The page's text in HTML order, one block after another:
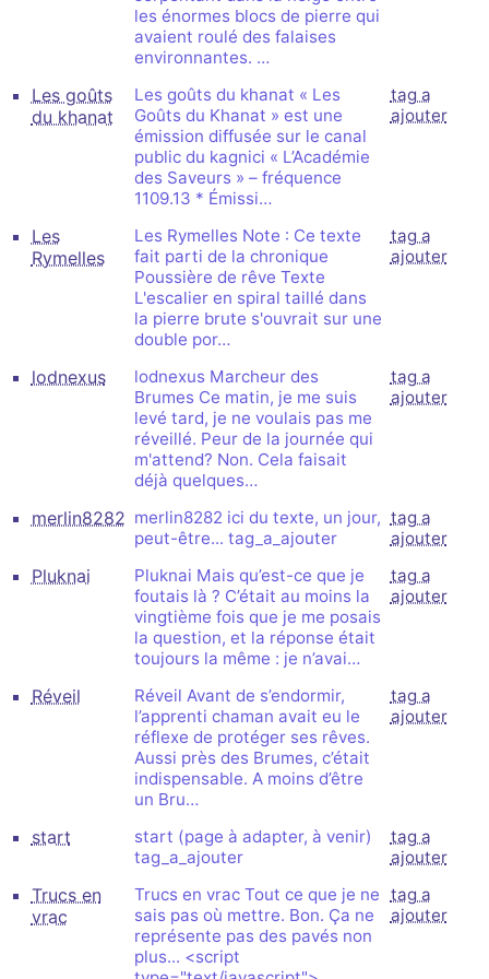
les énormes blocs de pierre qui
avaient roulé des falaises
environnantes. …
Les goûts
du khanat
Les goûts du khanat « Les
Goûts du Khanat » est une
émission diffusée sur le canal
public du kagnici « L’Académie
des Saveurs » – fréquence
1109.13 * Émissi…
tag a
ajouter
Les
Rymelles
Les Rymelles Note : Ce texte
fait parti de la chronique
Poussière de rêve Texte
L'escalier en spiral taillé dans
la pierre brute s'ouvrait sur une
double por…
tag a
ajouter
lodnexus
lodnexus Marcheur des
Brumes Ce matin, je me suis
levé tard, je ne voulais pas me
réveillé. Peur de la journée qui
m'attend? Non. Cela faisait
déjà quelques…
tag a
ajouter
merlin8282 merlin8282 ici du texte, un jour,
peut-être... tag_a_ajouter
tag a
ajouter
Pluknai
Pluknai Mais qu’est-ce que je
foutais là ? C’était au moins la
vingtième fois que je me posais
la question, et la réponse était
toujours la même : je n’avai…
tag a
ajouter
Réveil
Réveil Avant de s’endormir,
l’apprenti chaman avait eu le
réflexe de protéger ses rêves.
Aussi près des Brumes, c’était
indispensable. A moins d’être
un Bru…
tag a
ajouter
start
start (page à adapter, à venir)
tag_a_ajouter
tag a
ajouter
Trucs en
vrac
Trucs en vrac Tout ce que je ne
sais pas où mettre. Bon. Ça ne
représente pas des pavés non
plus... <script
tag a
ajouter